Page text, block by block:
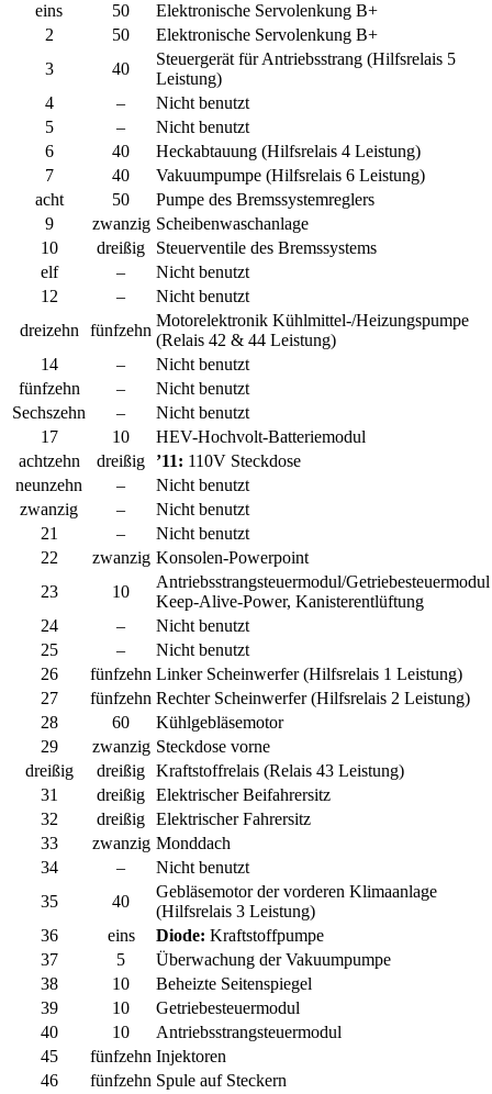
eins
50
Elektronische Servolenkung B+
2
50
Elektronische Servolenkung B+
3
40
Steuergerät für Antriebsstrang (Hilfsrelais 5
Leistung)
4
–
Nicht benutzt
5
–
Nicht benutzt
6
40
Heckabtauung (Hilfsrelais 4 Leistung)
7
40
Vakuumpumpe (Hilfsrelais 6 Leistung)
acht
50
Pumpe des Bremssystemreglers
9
zwanzig Scheibenwaschanlage
10
dreißig
Steuerventile des Bremssystems
elf
–
Nicht benutzt
12
–
Nicht benutzt
dreizehn
fünfzehn
Motorelektronik Kühlmittel-/Heizungspumpe
(Relais 42 & 44 Leistung)
14
–
Nicht benutzt
fünfzehn
–
Nicht benutzt
Sechszehn
–
Nicht benutzt
17
10
HEV-Hochvolt-Batteriemodul
achtzehn
dreißig ’11: 110V Steckdose
neunzehn
–
Nicht benutzt
zwanzig
–
Nicht benutzt
21
–
Nicht benutzt
22
zwanzig Konsolen-Powerpoint
23
10
Antriebsstrangsteuermodul/Getriebesteuermodul
Keep-Alive-Power, Kanisterentlüftung
24
–
Nicht benutzt
25
–
Nicht benutzt
26
fünfzehn Linker Scheinwerfer (Hilfsrelais 1 Leistung)
27
fünfzehn Rechter Scheinwerfer (Hilfsrelais 2 Leistung)
28
60
Kühlgebläsemotor
29
zwanzig Steckdose vorne
dreißig
dreißig Kraftstoffrelais (Relais 43 Leistung)
31
dreißig Elektrischer Beifahrersitz
32
dreißig Elektrischer Fahrersitz
33
zwanzig Monddach
34
–
Nicht benutzt
35
40
Gebläsemotor der vorderen Klimaanlage
(Hilfsrelais 3 Leistung)
36
eins Diode: Kraftstoffpumpe
37
5
Überwachung der Vakuumpumpe
38
10
Beheizte Seitenspiegel
39
10
Getriebesteuermodul
40
10
Antriebsstrangsteuermodul
45
fünfzehn Injektoren
46
fünfzehn Spule auf Steckern